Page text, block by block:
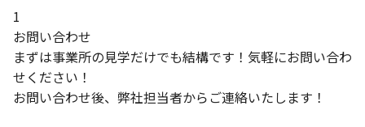
1
お問い合わせ
まずは事業所の見学だけでも結構です！気軽にお問い合わ
せください！
お問い合わせ後、弊社担当者からご連絡いたします！